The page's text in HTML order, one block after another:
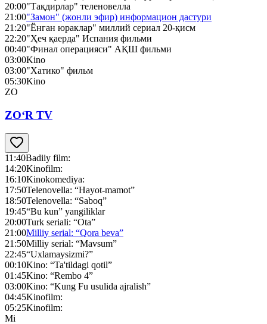
20:00"Тақдирлар" теленовелла
21:00"Замон" (жонли эфир) информацион дастури
21:20"Ёнган юраклар" миллий сериал 20-қисм
22:20"Ҳеч қаерда" Испания фильми
00:40"Финал операцияси" АҚШ фильми
03:00Kino
03:00"Хатико" фильм
05:30Kino
ZO
ZO‘R TV
11:40Badiiy film:
14:20Kinofilm:
16:10Kinokomediya:
17:50Telenovella: “Hayot-mamot”
18:50Telenovella: “Saboq”
19:45“Bu kun” yangiliklar
20:00Turk seriali: “Ota”
21:00Milliy serial: “Qora beva”
21:50Milliy serial: “Mavsum”
22:45“Uxlamaysizmi?”
00:10Kino: “Ta'tildagi qotil”
01:45Kino: “Rembo 4”
03:00Kino: “Kung Fu usulida ajralish”
04:45Kinofilm:
05:25Kinofilm:
Mi